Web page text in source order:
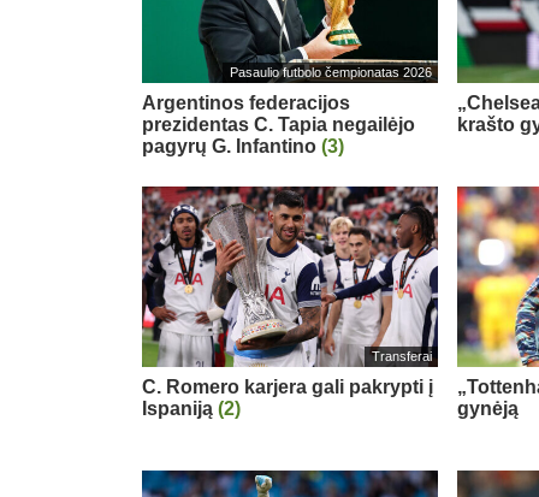
Pasaulio futbolo čempionatas 2026
Argentinos federacijos
prezidentas C. Tapia negailėjo
pagyrų G. Infantino (3)
krašto
Transferai
C. Romero karjera gali pakrypti į
Ispaniją (2)
gynėją